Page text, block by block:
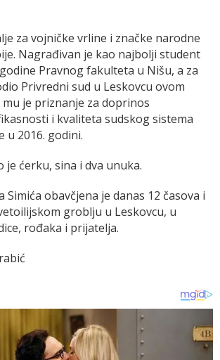
za vojničke vrline i značke narodne
Nagrađivan je kao najbolji student
Pravnog fakulteta u Nišu, a za
Privredni sud u Leskovcu ovom
je priznanje za doprinos
i kvaliteta sudskog sistema
u 2016. godini.
je ćerku, sina i dva unuka.
Simića obavčjena je danas 12 časova i
groblju u Leskovcu, u
rođaka i prijatelja.